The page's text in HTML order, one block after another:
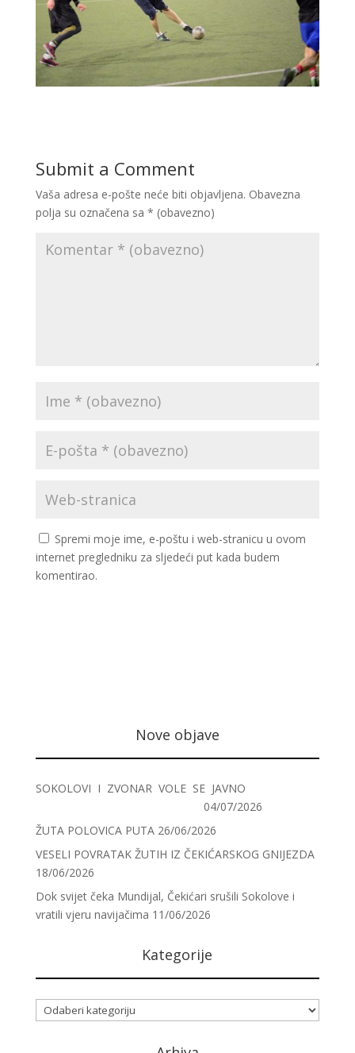
Submit a Comment
Vaša adresa e-pošte neće biti objavljena. Obavezna
polja su označena sa * (obavezno)
Spremi moje ime, e-poštu i web-stranicu u ovom
internet pregledniku za sljedeći put kada budem
komentirao.
Nove objave
SOKOLOVI I ZVONAR VOLE SE JAVNO
04/07/2026
ŽUTA POLOVICA PUTA 26/06/2026
VESELI POVRATAK ŽUTIH IZ ČEKIĆARSKOG GNIJEZDA
18/06/2026
Dok svijet čeka Mundijal, Čekićari srušili Sokolove i
vratili vjeru navijačima 11/06/2026
Kategorije
Kategorije